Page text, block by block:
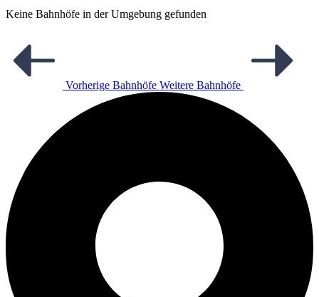
Keine Bahnhöfe in der Umgebung gefunden
Vorherige Bahnhöfe Weitere Bahnhöfe